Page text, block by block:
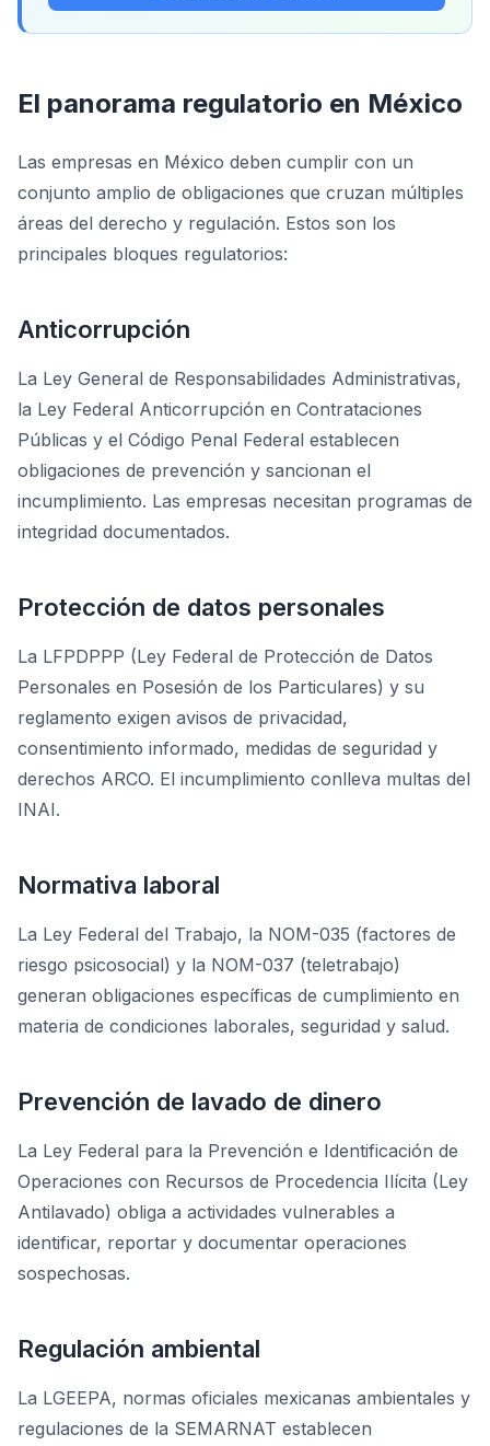
El panorama regulatorio en México
Las empresas en México deben cumplir con un
conjunto amplio de obligaciones que cruzan múltiples
áreas del derecho y regulación. Estos son los
principales bloques regulatorios:
Anticorrupción
La Ley General de Responsabilidades Administrativas,
la Ley Federal Anticorrupción en Contrataciones
Públicas y el Código Penal Federal establecen
obligaciones de prevención y sancionan el
incumplimiento. Las empresas necesitan programas de
integridad documentados.
Protección de datos personales
La LFPDPPP (Ley Federal de Protección de Datos
Personales en Posesión de los Particulares) y su
reglamento exigen avisos de privacidad,
consentimiento informado, medidas de seguridad y
derechos ARCO. El incumplimiento conlleva multas del
INAI.
Normativa laboral
La Ley Federal del Trabajo, la NOM-035 (factores de
riesgo psicosocial) y la NOM-037 (teletrabajo)
generan obligaciones específicas de cumplimiento en
materia de condiciones laborales, seguridad y salud.
Prevención de lavado de dinero
La Ley Federal para la Prevención e Identificación de
Operaciones con Recursos de Procedencia Ilícita (Ley
Antilavado) obliga a actividades vulnerables a
identificar, reportar y documentar operaciones
sospechosas.
Regulación ambiental
La LGEEPA, normas oficiales mexicanas ambientales y
regulaciones de la SEMARNAT establecen